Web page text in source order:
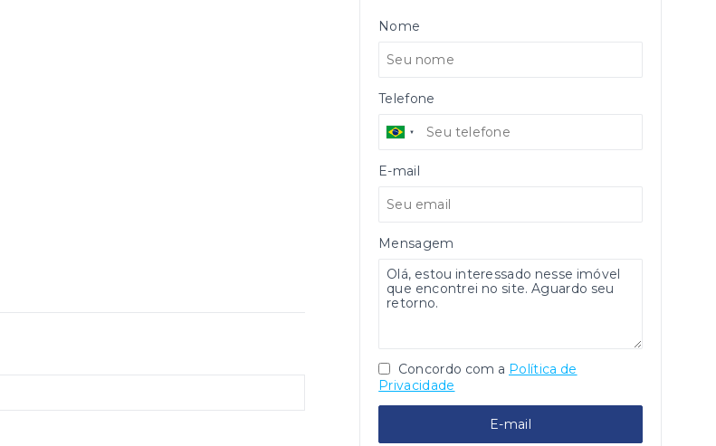
Nome
Telefone
E-mail
Mensagem
Concordo com a Política de
Privacidade
E-mail